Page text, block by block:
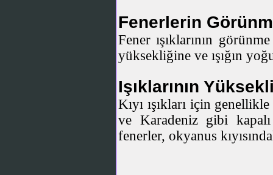
Fenerlerin
Fener ışıklarının
yüksekliğine ve ışığın
Işıklarının
Kıyı ışıkları için
ve Karadeniz gibi
fenerler, okyanus